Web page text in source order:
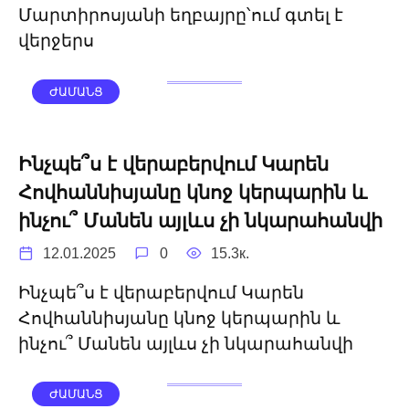
Մարտիրոսյանի եղբայրը՝ում գտել է
վերջերս
ԺԱՄԱՆՑ
Ինչպե՞ս է վերաբերվում Կարեն
Հովհաննիսյանը կնոջ կերպարին և
ինչու՞ Մանեն այլևս չի նկարահանվի
12.01.2025 0 15.3к.
Ինչպե՞ս է վերաբերվում Կարեն
Հովհաննիսյանը կնոջ կերպարին և
ինչու՞ Մանեն այլևս չի նկարահանվի
ԺԱՄԱՆՑ